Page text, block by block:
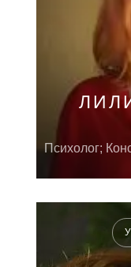
Психолог;